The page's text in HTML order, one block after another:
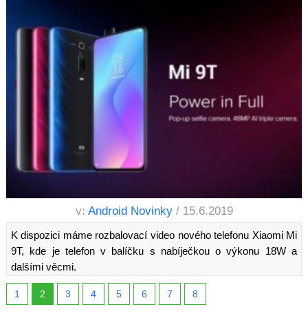
v: Android Novinky / 15.6.2019
K dispozici máme rozbalovací video nového telefonu Xiaomi Mi
9T, kde je telefon v balíčku s nabíječkou o výkonu 18W a
dalšími věcmi.
1 2 3 4 5 6 7 8